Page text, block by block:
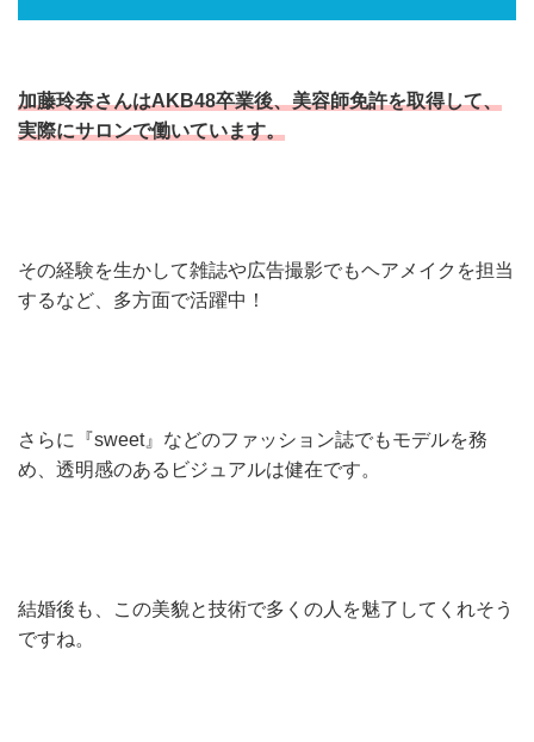
加藤玲奈さんはAKB48卒業後、美容師免許を取得して、
実際にサロンで働いています。
その経験を生かして雑誌や広告撮影でもヘアメイクを担当
するなど、多方面で活躍中！
さらに『sweet』などのファッション誌でもモデルを務
め、透明感のあるビジュアルは健在です。
結婚後も、この美貌と技術で多くの人を魅了してくれそう
ですね。